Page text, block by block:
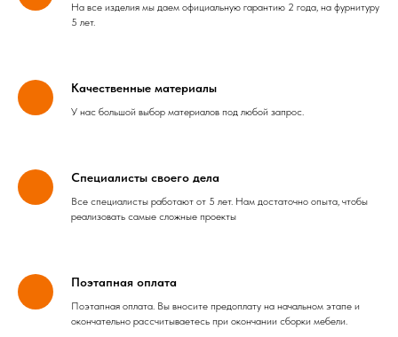
На все изделия мы даем официальную гарантию 2 года, на фурнитуру
5 лет.
Качественные материалы
У нас большой выбор материалов под любой запрос.
Специалисты своего дела
Все специалисты работают от 5 лет. Нам достаточно опыта, чтобы
реализовать самые сложные проекты
Поэтапная оплата
Поэтапная оплата. Вы вносите предоплату на начальном этапе и
окончательно рассчитываетесь при окончании сборки мебели.